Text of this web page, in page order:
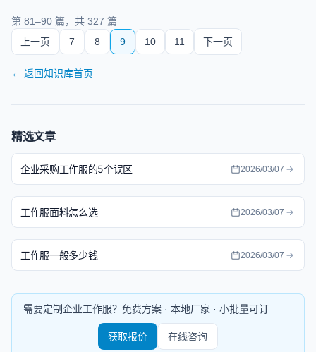
第 81–90 篇，共 327 篇
上一页
7 8 9 10 11 下一页
← 返回知识库首页
精选文章
企业采购工作服的5个误区 2026/03/07
工作服面料怎么选 2026/03/07
工作服一般多少钱 2026/03/07
需要定制企业工作服？免费方案 · 本地厂家 · 小批量可订
获取报价 在线咨询